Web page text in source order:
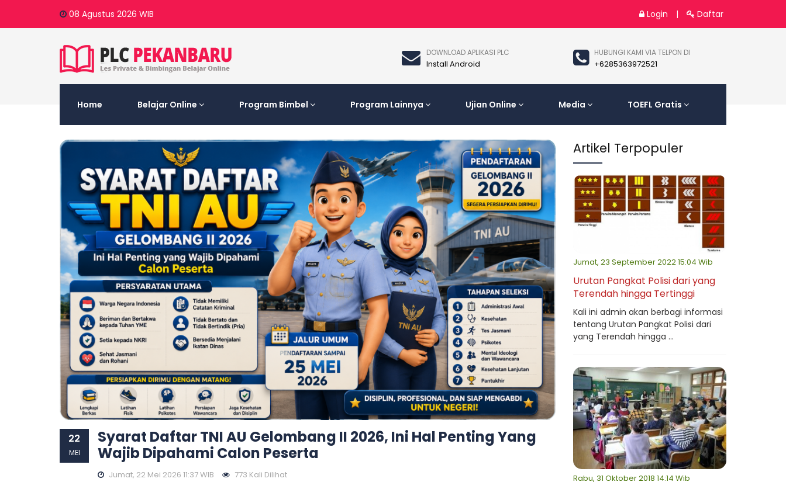
08 Agustus 2026 WIB Login | Daftar
HUBUNGI KAMI VIA TELPON DI
+6285363972521
DOWNLOAD APLIKASI PLC
Install Android
Home Belajar Online Program Bimbel Program Lainnya Ujian Online Media TOEFL Gratis
22
MEI
Syarat Daftar TNI AU Gelombang II 2026, Ini Hal Penting Yang
Wajib Dipahami Calon Peserta
Jumat, 22 Mei 2026 11:37 WIB 773 Kali Dilihat
Artikel Terpopuler
Jumat, 23 September 2022 15:04 Wib
Urutan Pangkat Polisi dari yang
Terendah hingga Tertinggi
Kali ini admin akan berbagi informasi
tentang Urutan Pangkat Polisi dari
yang Terendah hingga ...
Rabu, 31 Oktober 2018 14:14 Wib